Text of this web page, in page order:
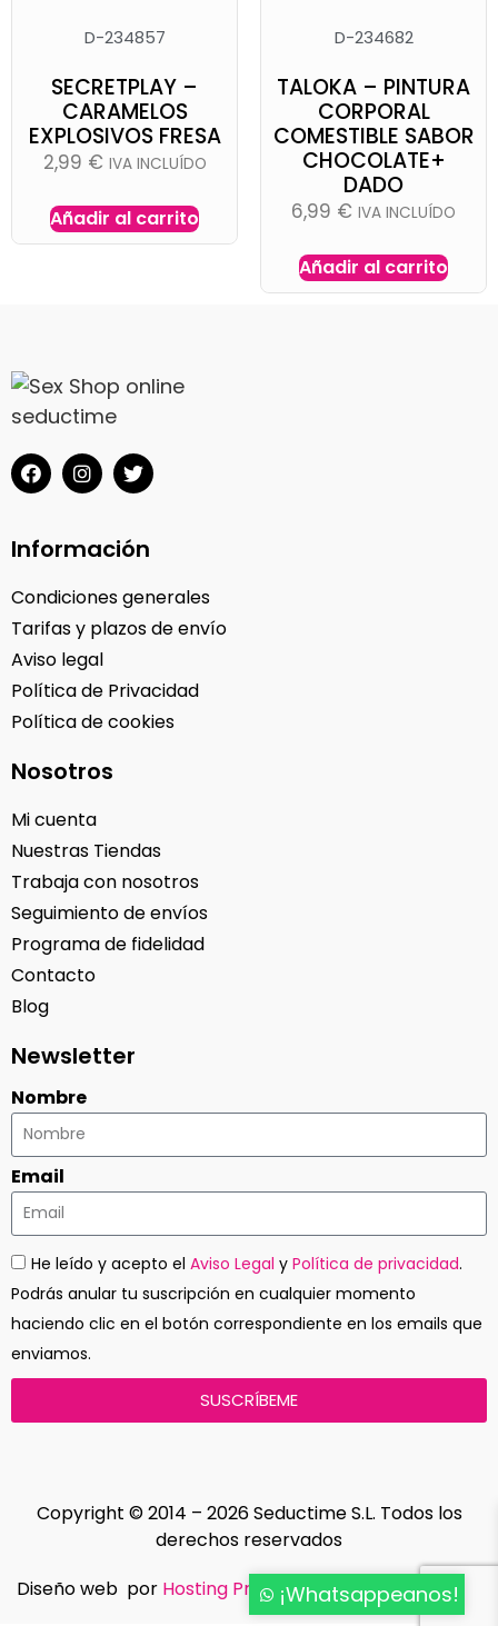
D-234857
SECRETPLAY –
CARAMELOS
EXPLOSIVOS FRESA
2,99 € IVA INCLUÍDO
Añadir al carrito
D-234682
TALOKA – PINTURA
CORPORAL
COMESTIBLE SABOR
CHOCOLATE+
DADO
6,99 € IVA INCLUÍDO
Añadir al carrito
Información
Condiciones generales
Tarifas y plazos de envío
Aviso legal
Política de Privacidad
Política de cookies
Nosotros
Mi cuenta
Nuestras Tiendas
Trabaja con nosotros
Seguimiento de envíos
Programa de fidelidad
Contacto
Blog
Newsletter
Nombre
Email
He leído y acepto el Aviso Legal y Política de privacidad.
Podrás anular tu suscripción en cualquier momento
haciendo clic en el botón correspondiente en los emails que
enviamos.
SUSCRÍBEME
Copyright © 2014 – 2026 Seductime S.L. Todos los
derechos reservados
Diseño web por Hosting ProfesionalIndedmedia.com
¡Whatsappeanos!